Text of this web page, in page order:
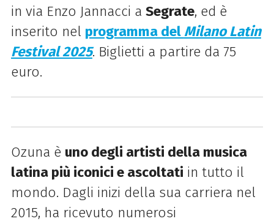
in via Enzo Jannacci a Segrate, ed è
inserito nel programma delMilano Latin
Festival 2025. Biglietti a partire da 75
euro.
Ozuna è uno degli artisti della musica
latina più iconici e ascoltati in tutto il
mondo. Dagli inizi della sua carriera nel
2015, ha ricevuto numerosi